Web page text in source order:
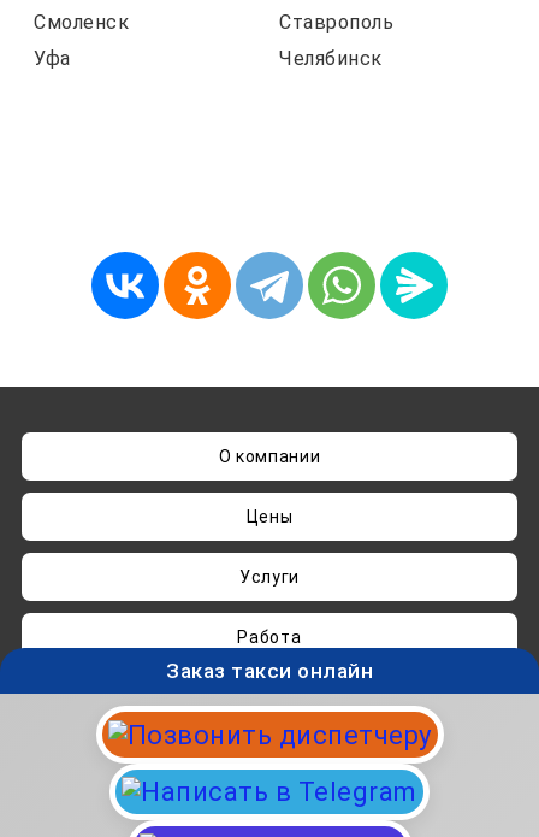
Смоленск
Ставрополь
Уфа
Челябинск
О компании
Цены
Услуги
Работа
Нашли ошибку? Пишите наadmin@taksisvo.ru
Такси для СВОих - taksisvo.ru © 05.2025-2026.
Вся информация на данном сайте носит
исключительно ознакомительный характер и не
является публичной офертой.
Заказ такси онлайн